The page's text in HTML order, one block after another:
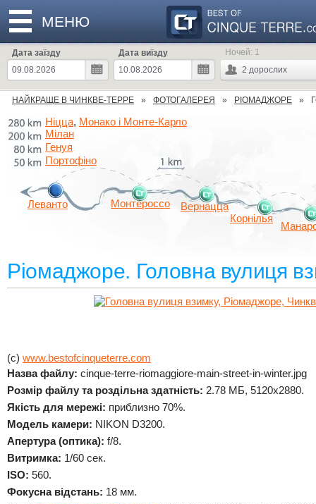
МЕНЮ
Дата заїзду
Дата виїзду
2 дорослих
Ночей: 1
НАЙКРАЩЕ В ЧИНКВЕ-ТЕРРЕ ФОТОГАЛЕРЕЯ РІОМАДЖОРЕ
Леванто Монтероссо
Вернацца
Корнілья
Генуя
Мілан
Ніцца, Монако і Монте-Карло
Портофіно
Ріомаджоре. Головна вулиця
(c) www.bestofcinqueterre.com
Назва файлу: cinque-terre-riomaggiore-main-street-in-winter.jpg
Розмір файлу та роздільна здатність: 2.78 МБ, 5120x2880.
Якість для мережі: приблизно 70%.
Модель камери: NIKON D3200.
Апертура (оптика): f/8.
Витримка: 1/60 сек.
ISO: 560.
Фокусна відстань: 18 мм.